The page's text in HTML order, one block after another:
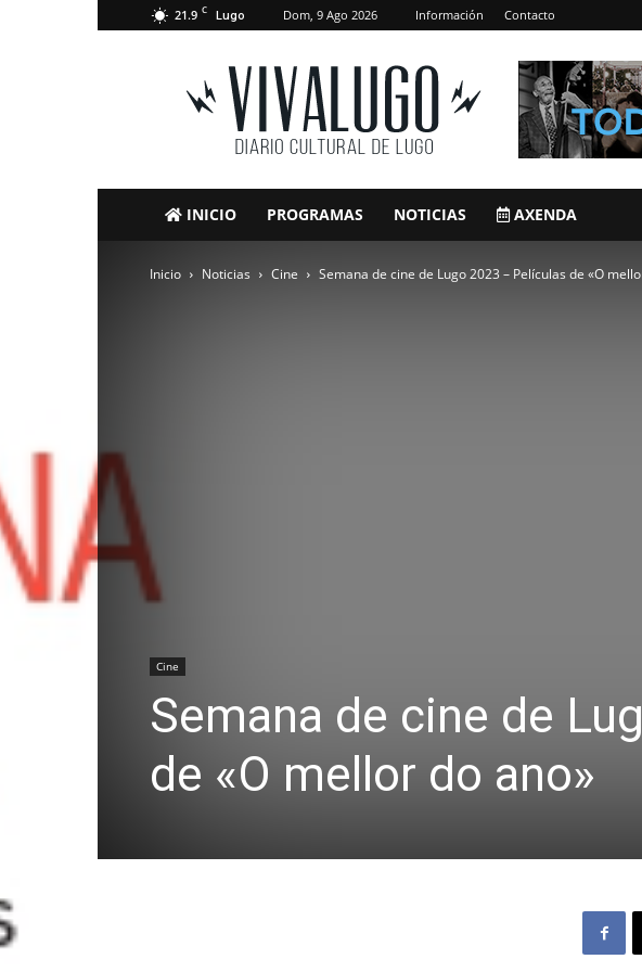
21.9 C Lugo Dom, 9 Ago 2026 Información Contacto
VivaLugo
INICIO PROGRAMAS NOTICIAS AXENDA
Inicio Noticias Cine Semana de cine de Lugo 2023 – Películas de «O
Cine
Semana de cine de
de «O mellor do ano»